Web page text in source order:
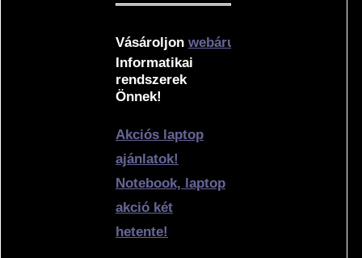
Vásároljon webáruház
Informatikai
rendszerek
Önnek!
Akciós laptop
ajánlatok!
Notebook, laptop
akció két
hetente!